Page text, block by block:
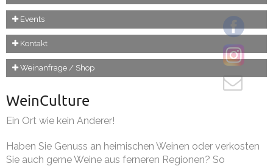
Events
Kontakt
Weinanfrage / Shop
WeinCulture
Ein Ort wie kein Anderer!
Haben Sie Genuss an heimischen Weinen oder verkosten
Sie auch gerne Weine aus ferneren Regionen? So